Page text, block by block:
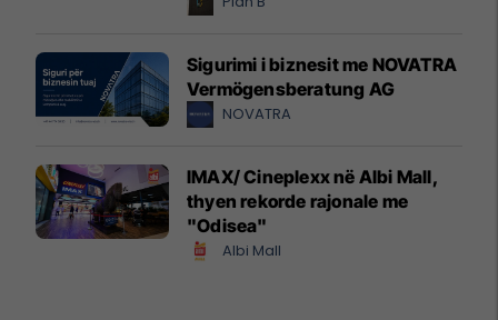
Sigurimi i biznesit me NOVATRA
Vermögensberatung AG
NOVATRA
IMAX/ Cineplexx në Albi Mall,
thyen rekorde rajonale me
"Odisea"
Albi Mall